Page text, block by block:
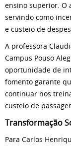
ensino superior. O
servindo como
e custeio de
A professora
Campus Pouso
oportunidade de
fomento garante
continuar nos
custeio de
Transformação
Para Carlos